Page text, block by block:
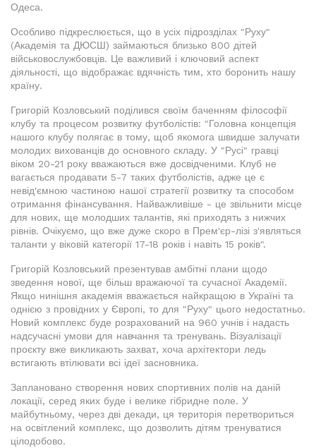
Одеса.
Особливо підкреслюється, що в усіх підрозділах "Руху"
(Академія та ДЮСШ) займаються близько 800 дітей
військовослужбовців. Це важливий і ключовий аспект
діяльності, що відображає вдячність тим, хто боронить нашу
країну.
Григорій Козловський поділився своїм баченням філософії
клубу та процесом розвитку футболістів: "Головна концепція
нашого клубу полягає в тому, щоб якомога швидше залучати
молодих вихованців до основного складу. У "Русі" гравці
віком 20-21 року вважаються вже досвідченими. Клуб не
вагається продавати 5-7 таких футболістів, адже це є
невід'ємною частиною нашої стратегії розвитку та способом
отримання фінансування. Найважливіше - це звільнити місце
для нових, ще молодших талантів, які приходять з нижчих
рівнів. Очікуємо, що вже дуже скоро в Прем'єр-лізі з'являться
таланти у віковій категорії 17-18 років і навіть 15 років".
Григорій Козловський презентував амбітні плани щодо
зведення нової, ще більш вражаючої та сучасної Академії.
Якщо нинішня академія вважається найкращою в Україні та
однією з провідних у Європі, то для "Руху" цього недостатньо.
Новий комплекс буде розрахований на 960 учнів і надасть
надсучасні умови для навчання та тренувань. Візуалізації
проєкту вже викликають захват, хоча архітектори ледь
встигають втілювати всі ідеї засновника.
Заплановано створення нових спортивних полів на даній
локації, серед яких буде і велике гібридне поле. У
майбутньому, через дві декади, ця територія перетвориться
на освітлений комплекс, що дозволить дітям тренуватися
цілодобово.